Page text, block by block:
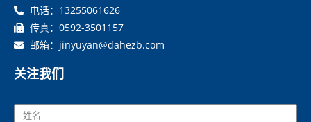
电话：13255061626
传真：0592-3501157
邮箱：jinyuyan@dahezb.com
关注我们